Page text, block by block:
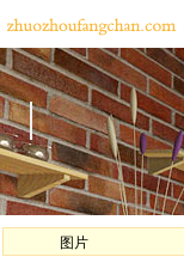
图片